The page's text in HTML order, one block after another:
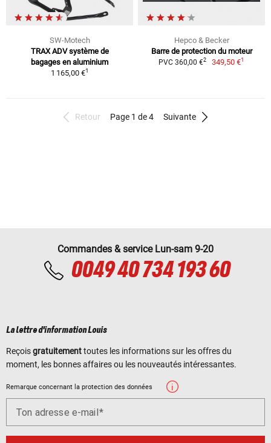
SW-Motech
TRAX ADV système de
bagages en aluminium
1 165,00 €1
Hepco & Becker
Barre de protection du moteur
PVC 360,00 €2 349,50 €1
Retour Page 1 de 4 Suivante
Commandes & service Lun-sam 9-20
0049 40 734 193 60
La lettre d'information Louis
Reçoisgratuitementtoutes les informations sur les offres du
moment, les bonnes affaires ou les nouveautés intéressantes.
Remarque concernant la protection des données
Ton adresse e-mail